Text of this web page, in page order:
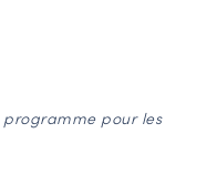
programme pour les